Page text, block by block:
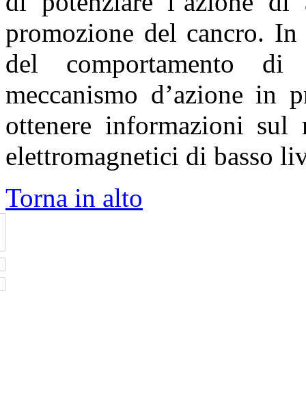
promozione del cancro.
del comportamento
meccanismo d’azione in
ottenere informazioni sul
elettromagnetici di basso
Torna in alto